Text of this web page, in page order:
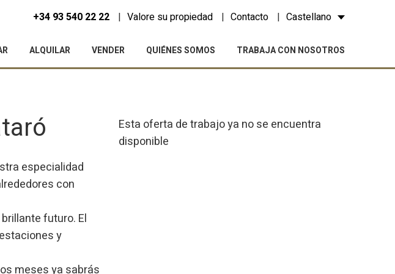
+34 93 540 22 22 Valore su propiedad Contacto Castellano
ALQUILAR VENDER QUIÉNES SOMOS TRABAJA CON NOSOTROS
especialidad
con
futuro. El
y
meses ya sabrás
Esta oferta de trabajo ya no se encuentra
disponible